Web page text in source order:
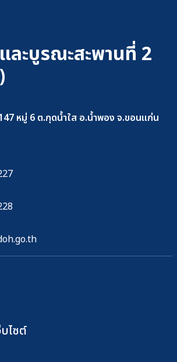
ละบูรณะสะพานที่ 2
หมู่ 6 ต.กุดน้ำใส อ.น้ำพอง จ.ขอนแก่น
ไซต์